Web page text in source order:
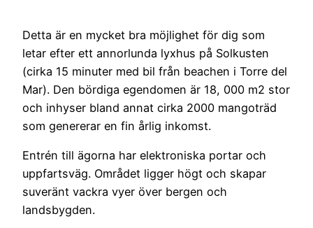
Detta är en mycket bra möjlighet för dig som
letar efter ett annorlunda lyxhus på Solkusten
(cirka 15 minuter med bil från beachen i Torre del
Mar). Den bördiga egendomen är 18, 000 m2 stor
och inhyser bland annat cirka 2000 mangoträd
som genererar en fin årlig inkomst.
Entrén till ägorna har elektroniska portar och
uppfartsväg. Området ligger högt och skapar
suveränt vackra vyer över bergen och
landsbygden.